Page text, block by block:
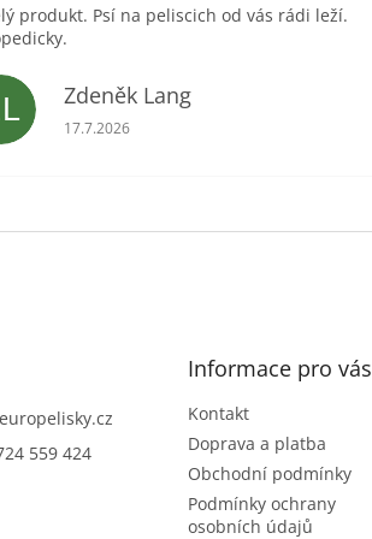
produkt. Psí na peliscich od vás rádi leží.
Zdeněk Lang
Hodnocení obchodu je 5 z 5 hvězdiček.
17.7.2026
europelisky.cz
559 424
Informace pro vás
Kontakt
Doprava a platba
Obchodní podmínky
Podmínky ochrany
osobních údajů